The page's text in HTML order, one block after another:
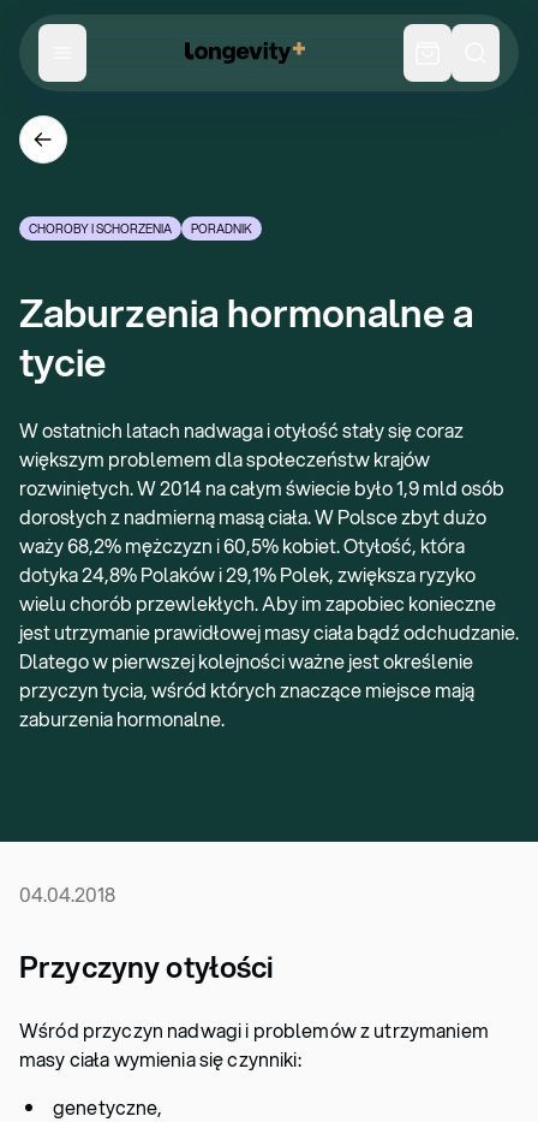
CHOROBY I SCHORZENIA PORADNIK
Zaburzenia hormonalne a
tycie
W ostatnich latach nadwaga i otyłość stały się coraz
większym problemem dla społeczeństw krajów
rozwiniętych. W 2014 na całym świecie było 1,9 mld osób
dorosłych z nadmierną masą ciała. W Polsce zbyt dużo
waży 68,2% mężczyzn i 60,5% kobiet. Otyłość, która
dotyka 24,8% Polaków i 29,1% Polek, zwiększa ryzyko
wielu chorób przewlekłych. Aby im zapobiec konieczne
jest utrzymanie prawidłowej masy ciała bądź odchudzanie.
Dlatego w pierwszej kolejności ważne jest określenie
przyczyn tycia, wśród których znaczące miejsce mają
zaburzenia hormonalne.
04.04.2018
Przyczyny otyłości
Wśród przyczyn nadwagi i problemów z utrzymaniem
masy ciała wymienia się czynniki:
genetyczne,